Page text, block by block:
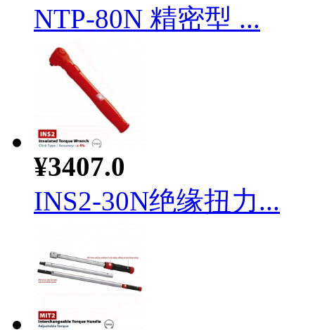
NTP-80N 精密型 ...
¥3407.0
INS2-30N绝缘扭力...